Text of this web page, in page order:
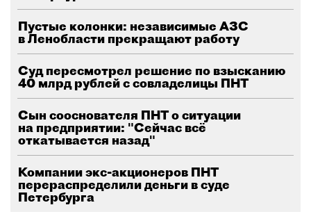
Пустые колонки: независимые АЗС
в Ленобласти прекращают работу
Суд пересмотрел решение по взысканию
40 млрд рублей с совладелицы ПНТ
Сын сооснователя ПНТ о ситуации
на предприятии: "Сейчас всё
откатывается назад"
Компании экс-акционеров ПНТ
перераспределили деньги в суде
Петербурга